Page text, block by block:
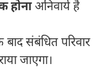
होनाअनिवार्य है
संबंधित परिवार
जाएगा।